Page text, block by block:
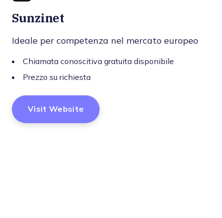
Sunzinet
Ideale per competenza nel mercato europeo
Chiamata conoscitiva gratuita disponibile
Prezzo su richiesta
Visit Website